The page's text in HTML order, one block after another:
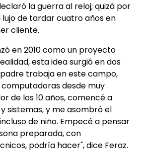
la guerra al reloj; quizá por
de tardar cuatro años en
cliente.
en 2010 como un proyecto
esta idea surgió en dos
trabaja en este campo,
desde muy
de los 10 años, comencé a
sistemas, y me asombró el
de niño. Empecé a pensar
preparada, con
podría hacer", dice Feraz.